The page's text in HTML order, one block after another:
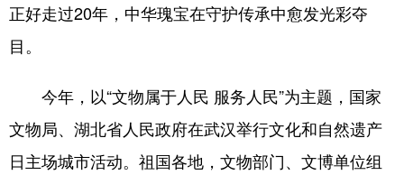
法律 中央文件 金融 汽车
学术中国 乡村振兴 银龄 溯源中国
城市 旅游 能源 会展
彩票 娱乐 时尚 悦读
正好走过20年，中华瑰宝在守护传承中愈发光彩夺
目。
今年，以“文物属于人民 服务人民”为主题，国家
文物局、湖北省人民政府在武汉举行文化和自然遗产
日主场城市活动。祖国各地，文物部门、文博单位组